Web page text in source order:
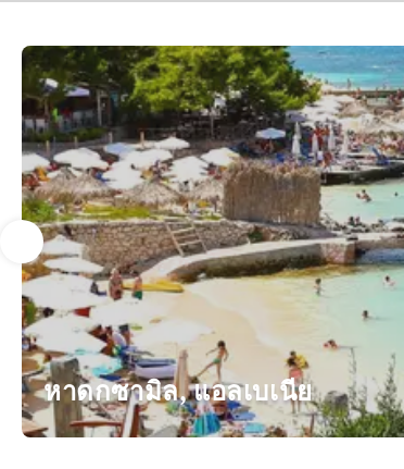
หาดกซามิล, แอลเบเนีย